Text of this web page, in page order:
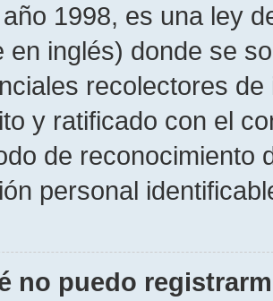
1998, es una ley
en inglés) donde se
recolectores
y ratificado con el
de reconocimiento
personal
no puedo